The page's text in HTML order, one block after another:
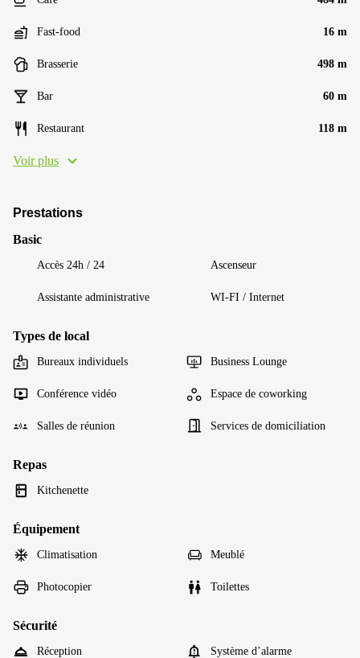
Fast-food 16 m
Brasserie 498 m
Bar 60 m
Restaurant 118 m
Voir plus
Prestations
Basic
Accès 24h / 24 Ascenseur
Assistante administrative WI-FI / Internet
Types de local
Bureaux individuels Business Lounge
Conférence vidéo Espace de coworking
Salles de réunion Services de domiciliation
Repas
Kitchenette
Équipement
Climatisation Meublé
Photocopier Toilettes
Sécurité
Réception Système d’alarme